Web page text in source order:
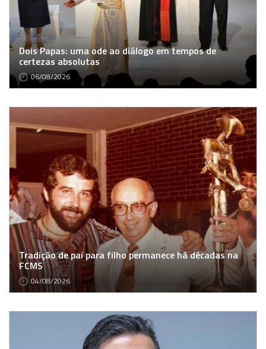
Dois Papas: uma ode ao diálogo em tempos de
certezas absolutas
06/08/2026
Tradição de pai para filho permanece há décadas na
FCMS
04/08/2026